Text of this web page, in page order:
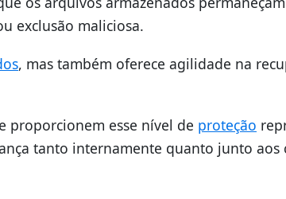
exclusão maliciosa.
, mas também oferece agilidade na
proporcionem esse nível de proteção
tanto internamente quanto junto aos